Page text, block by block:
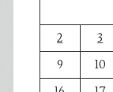
2
3
9
10